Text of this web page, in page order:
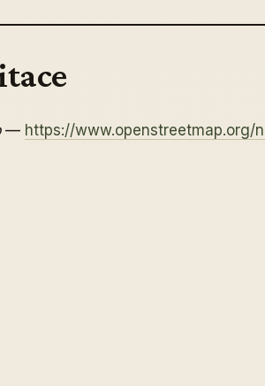
— https://www.openstreetmap.org/